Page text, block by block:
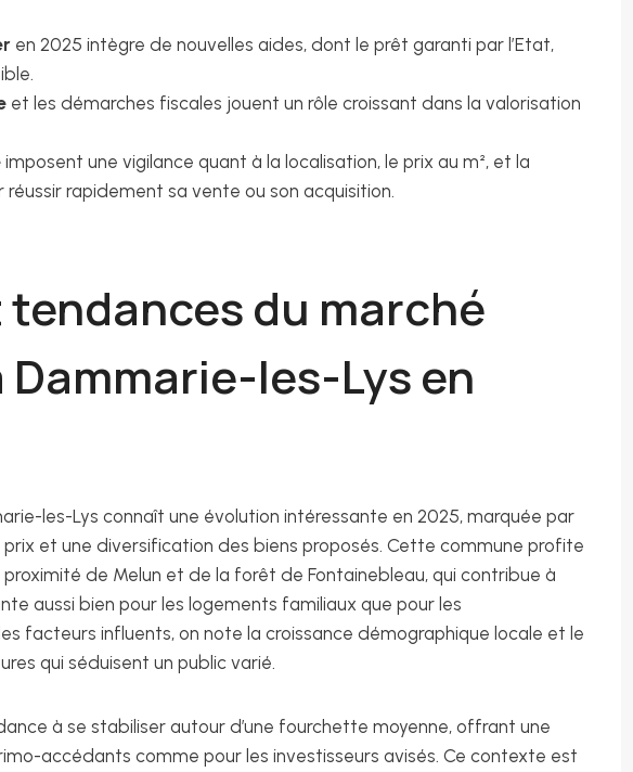
en 2025 intègre de nouvelles aides, dont le prêt garanti par l’Etat,
et les démarches fiscales jouent un rôle croissant dans la valorisation
imposent une vigilance quant à la localisation, le prix au m², et la
rapidement sa vente ou son acquisition.
du marché
les-Lys en
les-Lys connaît une évolution intéressante en 2025, marquée par
et une diversification des biens proposés. Cette commune profite
proximité de Melun et de la forêt de Fontainebleau, qui contribue à
aussi bien pour les logements familiaux que pour les
facteurs influents, on note la croissance démographique locale et le
qui séduisent un public varié.
à se stabiliser autour d’une fourchette moyenne, offrant une
accédants comme pour les investisseurs avisés. Ce contexte est